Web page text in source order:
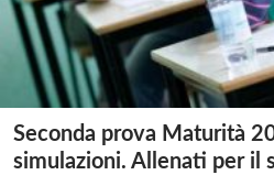
Seconda prova Maturità
simulazioni. Allenati per il